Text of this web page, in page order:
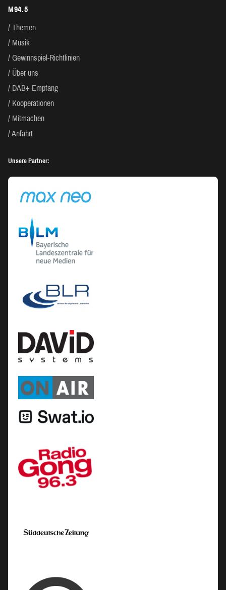
M94.5
Themen
Musik
Gewinnspiel-Richtlinien
Über uns
DAB+ Empfang
Kooperationen
Mitmachen
Anfahrt
Unsere Partner: